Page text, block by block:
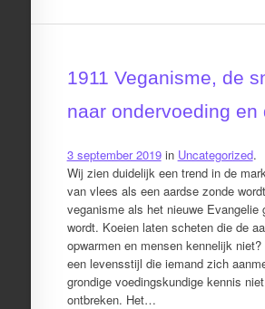
1911 Veganisme, de
naar ondervoeding en
3 september 2019in Uncategorized.
Wij zien duidelijk een trend in de
van vlees als een aardse zonde
veganisme als het nieuwe Evangelie
wordt. Koeien laten scheten die de
opwarmen en mensen kennelijk
een levensstijl die iemand zich
grondige voedingskundige kennis
ontbreken. Het…